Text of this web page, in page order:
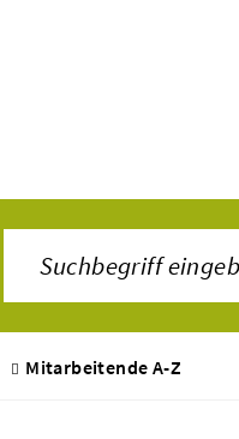
Mitarbeitende A-Z